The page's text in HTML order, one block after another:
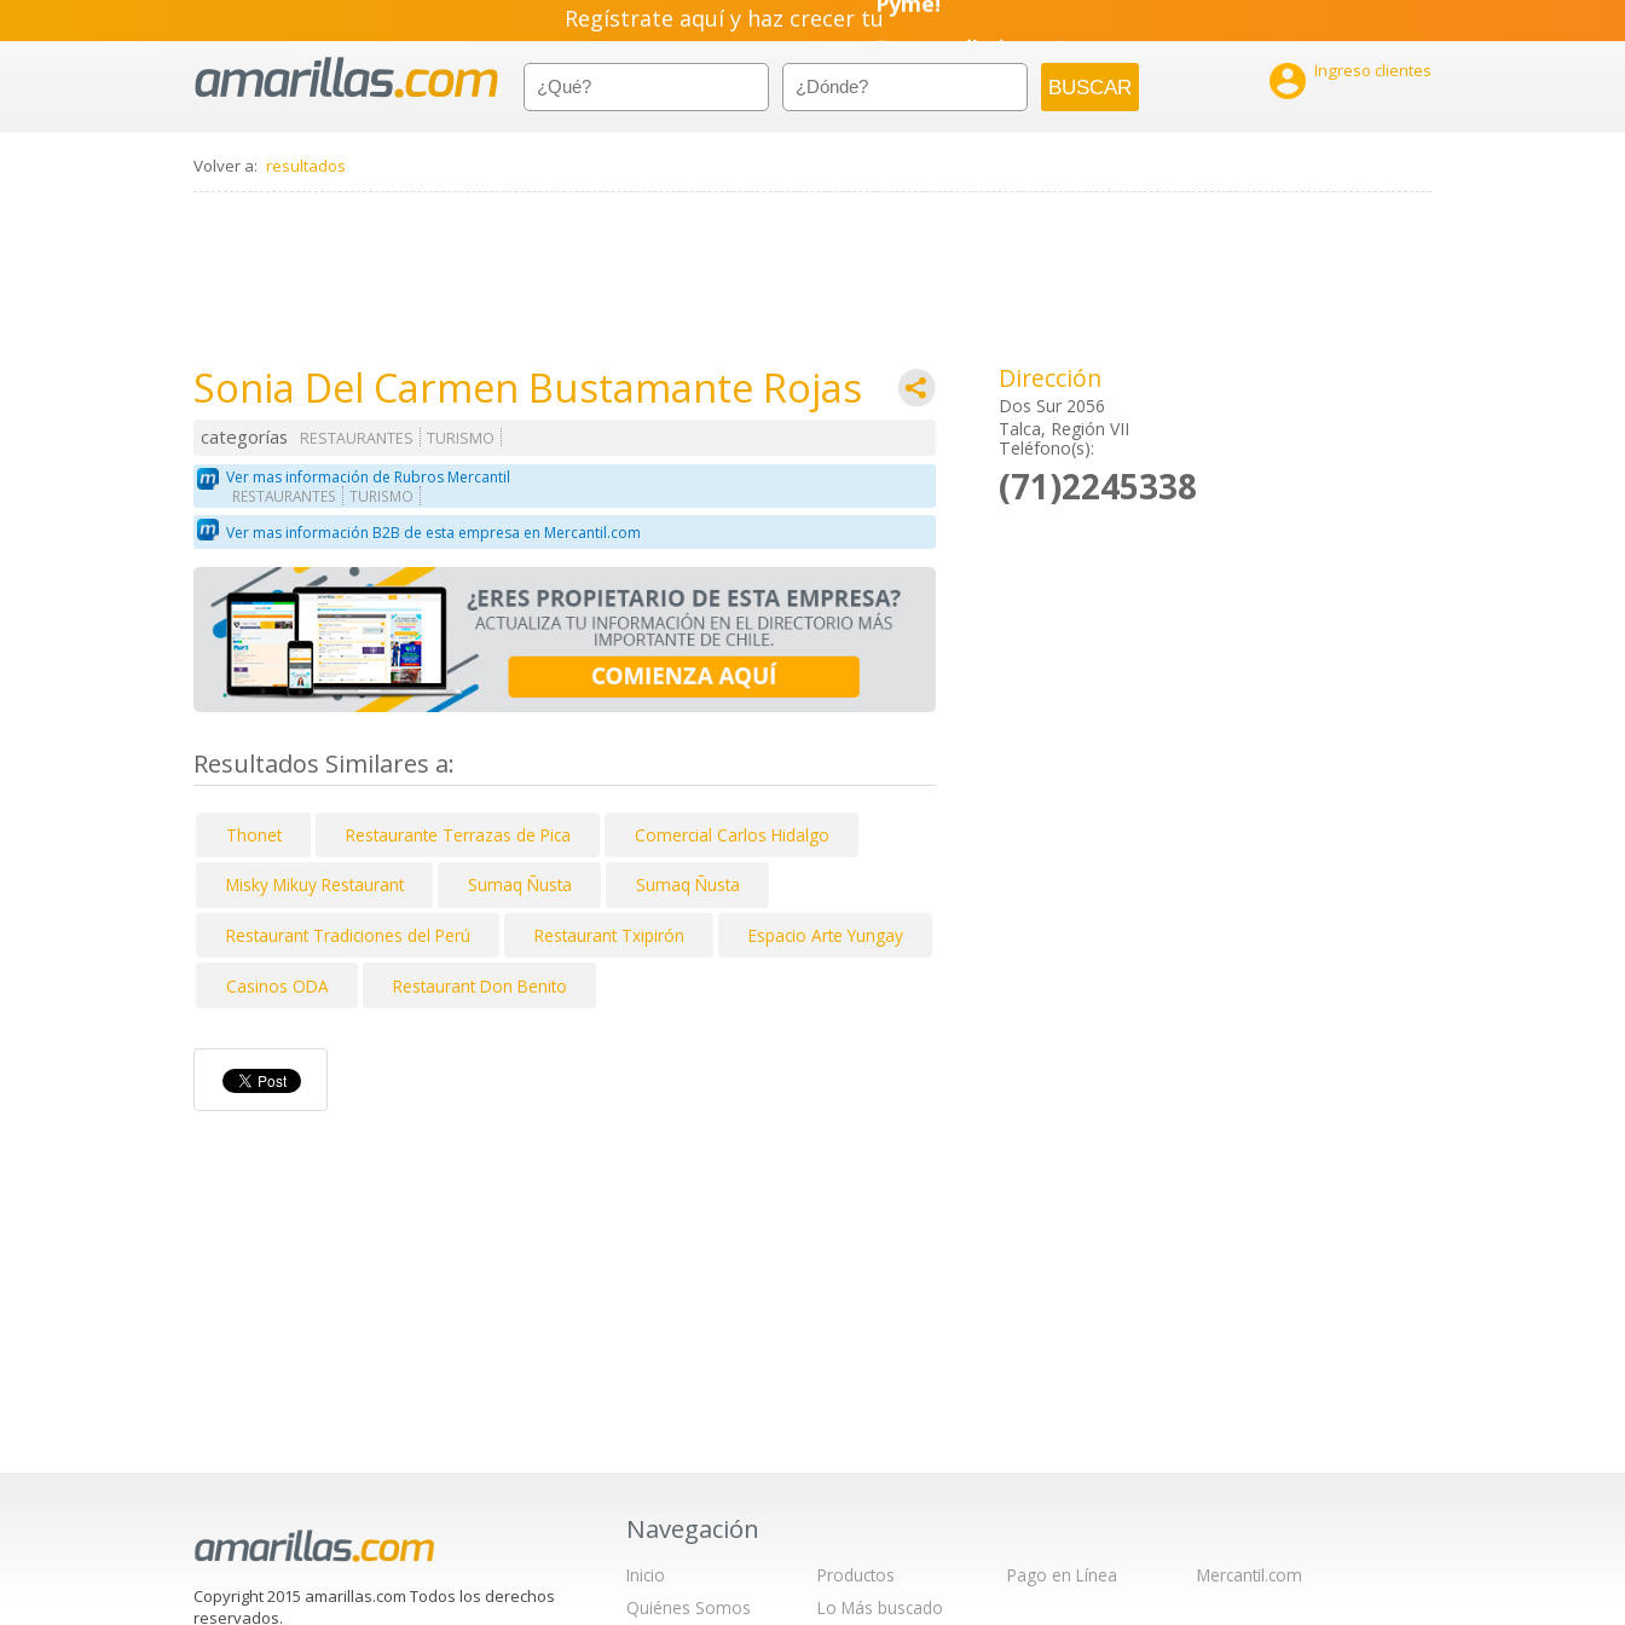
Regístrate aquí y haz crecer tuPyme!
Emprendimiento!
 Ingreso clientes
Volver a: resultados
Sonia Del Carmen Bustamante Rojas
categorías RESTAURANTES
TURISMO
Ver mas información de Rubros Mercantil
RESTAURANTES TURISMO
Ver mas información B2B de esta empresa en Mercantil.com
Resultados Similares a:
Thonet Restaurante Terrazas de Pica Comercial Carlos Hidalgo
Misky Mikuy Restaurant Sumaq Ñusta Sumaq Ñusta
Restaurant Tradiciones del Perú Restaurant Txipirón Espacio Arte Yungay
Casinos ODA Restaurant Don Benito
Dirección
Dos Sur 2056
Talca, Región VII
Teléfono(s):
(71)2245338
Copyright 2015 amarillas.com Todos los derechos
reservados.
Navegación
Inicio
Quiénes Somos
Productos
Lo Más buscado
Pago en Línea Mercantil.com